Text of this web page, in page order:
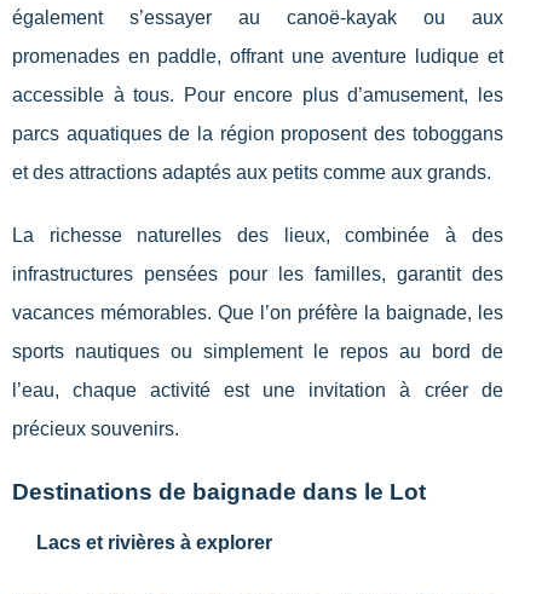
également s’essayer au canoë-kayak ou aux
promenades en paddle, offrant une aventure ludique et
accessible à tous. Pour encore plus d’amusement, les
parcs aquatiques de la région proposent des toboggans
et des attractions adaptés aux petits comme aux grands.
La richesse naturelles des lieux, combinée à des
infrastructures pensées pour les familles, garantit des
vacances mémorables. Que l’on préfère la baignade, les
sports nautiques ou simplement le repos au bord de
l’eau, chaque activité est une invitation à créer de
précieux souvenirs.
Destinations de baignade dans le Lot
Lacs et rivières à explorer